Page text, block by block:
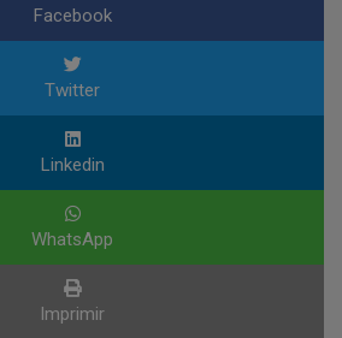
Facebook
Twitter
Linkedin
WhatsApp
Imprimir